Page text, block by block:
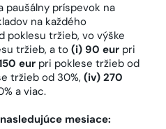
paušálny príspevok na
na každého
poklesu tržieb, vo výške
tržieb, a to (i) 90 eur pri
eur pri poklese tržieb od
tržieb od 30%, (iv) 270
a viac.
mesiace: